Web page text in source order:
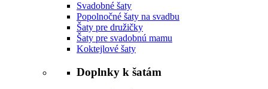
Svadobné šaty
Popolnočné šaty na svadbu
Šaty pre družičky
Šaty pre svadobnú mamu
Koktejlové šaty
Doplnky k šatám